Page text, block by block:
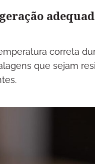
correta
que sejam